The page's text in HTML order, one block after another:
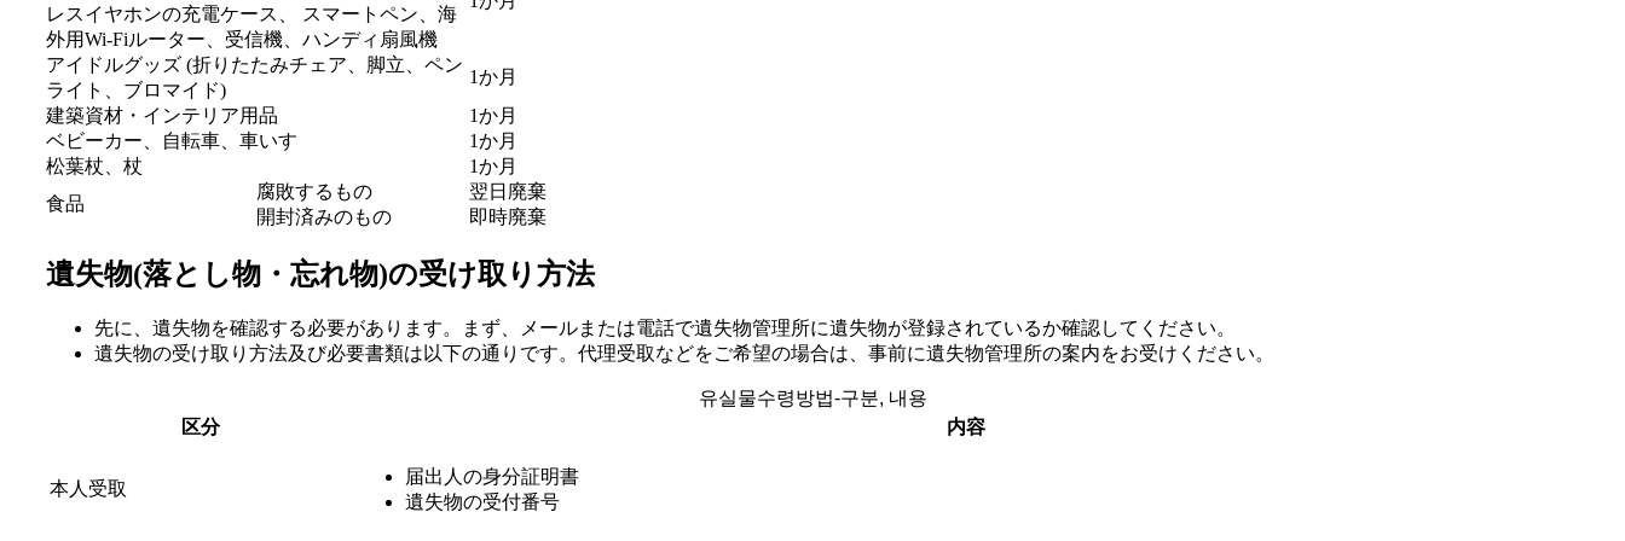
レスイヤホンの充電ケース、 スマートペン、海
外用Wi-Fiルーター、受信機、ハンディ扇風機
アイドルグッズ (折りたたみチェア、脚立、ペン
ライト、ブロマイド)
1か月
建築資材・インテリア用品
1か月
ベビーカー、自転車、車いす
1か月
松葉杖、杖
1か月
食品
腐敗するもの
翌日廃棄
開封済みのもの
即時廃棄
遺失物(落とし物・忘れ物)の受け取り方法
先に、遺失物を確認する必要があります。まず、メールまたは電話で遺失物管理所に遺失物が登録されているか確認してください。
遺失物の受け取り方法及び必要書類は以下の通りです。代理受取などをご希望の場合は、事前に遺失物管理所の案内をお受けください。
유실물수령방법-구분, 내용
区分
内容
本人受取
届出人の身分証明書
遺失物の受付番号